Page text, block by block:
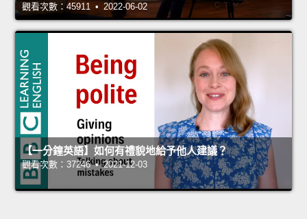
觀看次數：45911 • 2022-06-02
【一分鐘英語】如何有禮貌地給予他人建議？
觀看次數：37246 • 2021-12-03